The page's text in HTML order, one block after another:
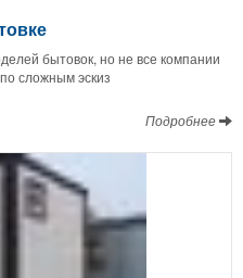
бытовок, но не все компании
сложным эскиз
Подробнее